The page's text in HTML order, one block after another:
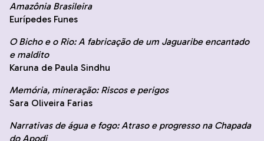
Amazônia Brasileira
Eurípedes Funes
O Bicho e o Rio: A fabricação de um Jaguaribe encantado
e maldito
Karuna de Paula Sindhu
Memória, mineração: Riscos e perigos
Sara Oliveira Farias
Narrativas de água e fogo: Atraso e progresso na Chapada
do Apodi